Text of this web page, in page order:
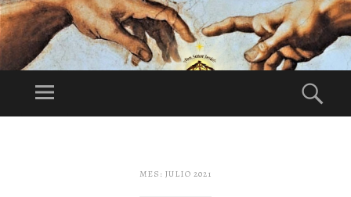
DI
NU
O
1°Domingo de
Menú
MES: JULIO 2021